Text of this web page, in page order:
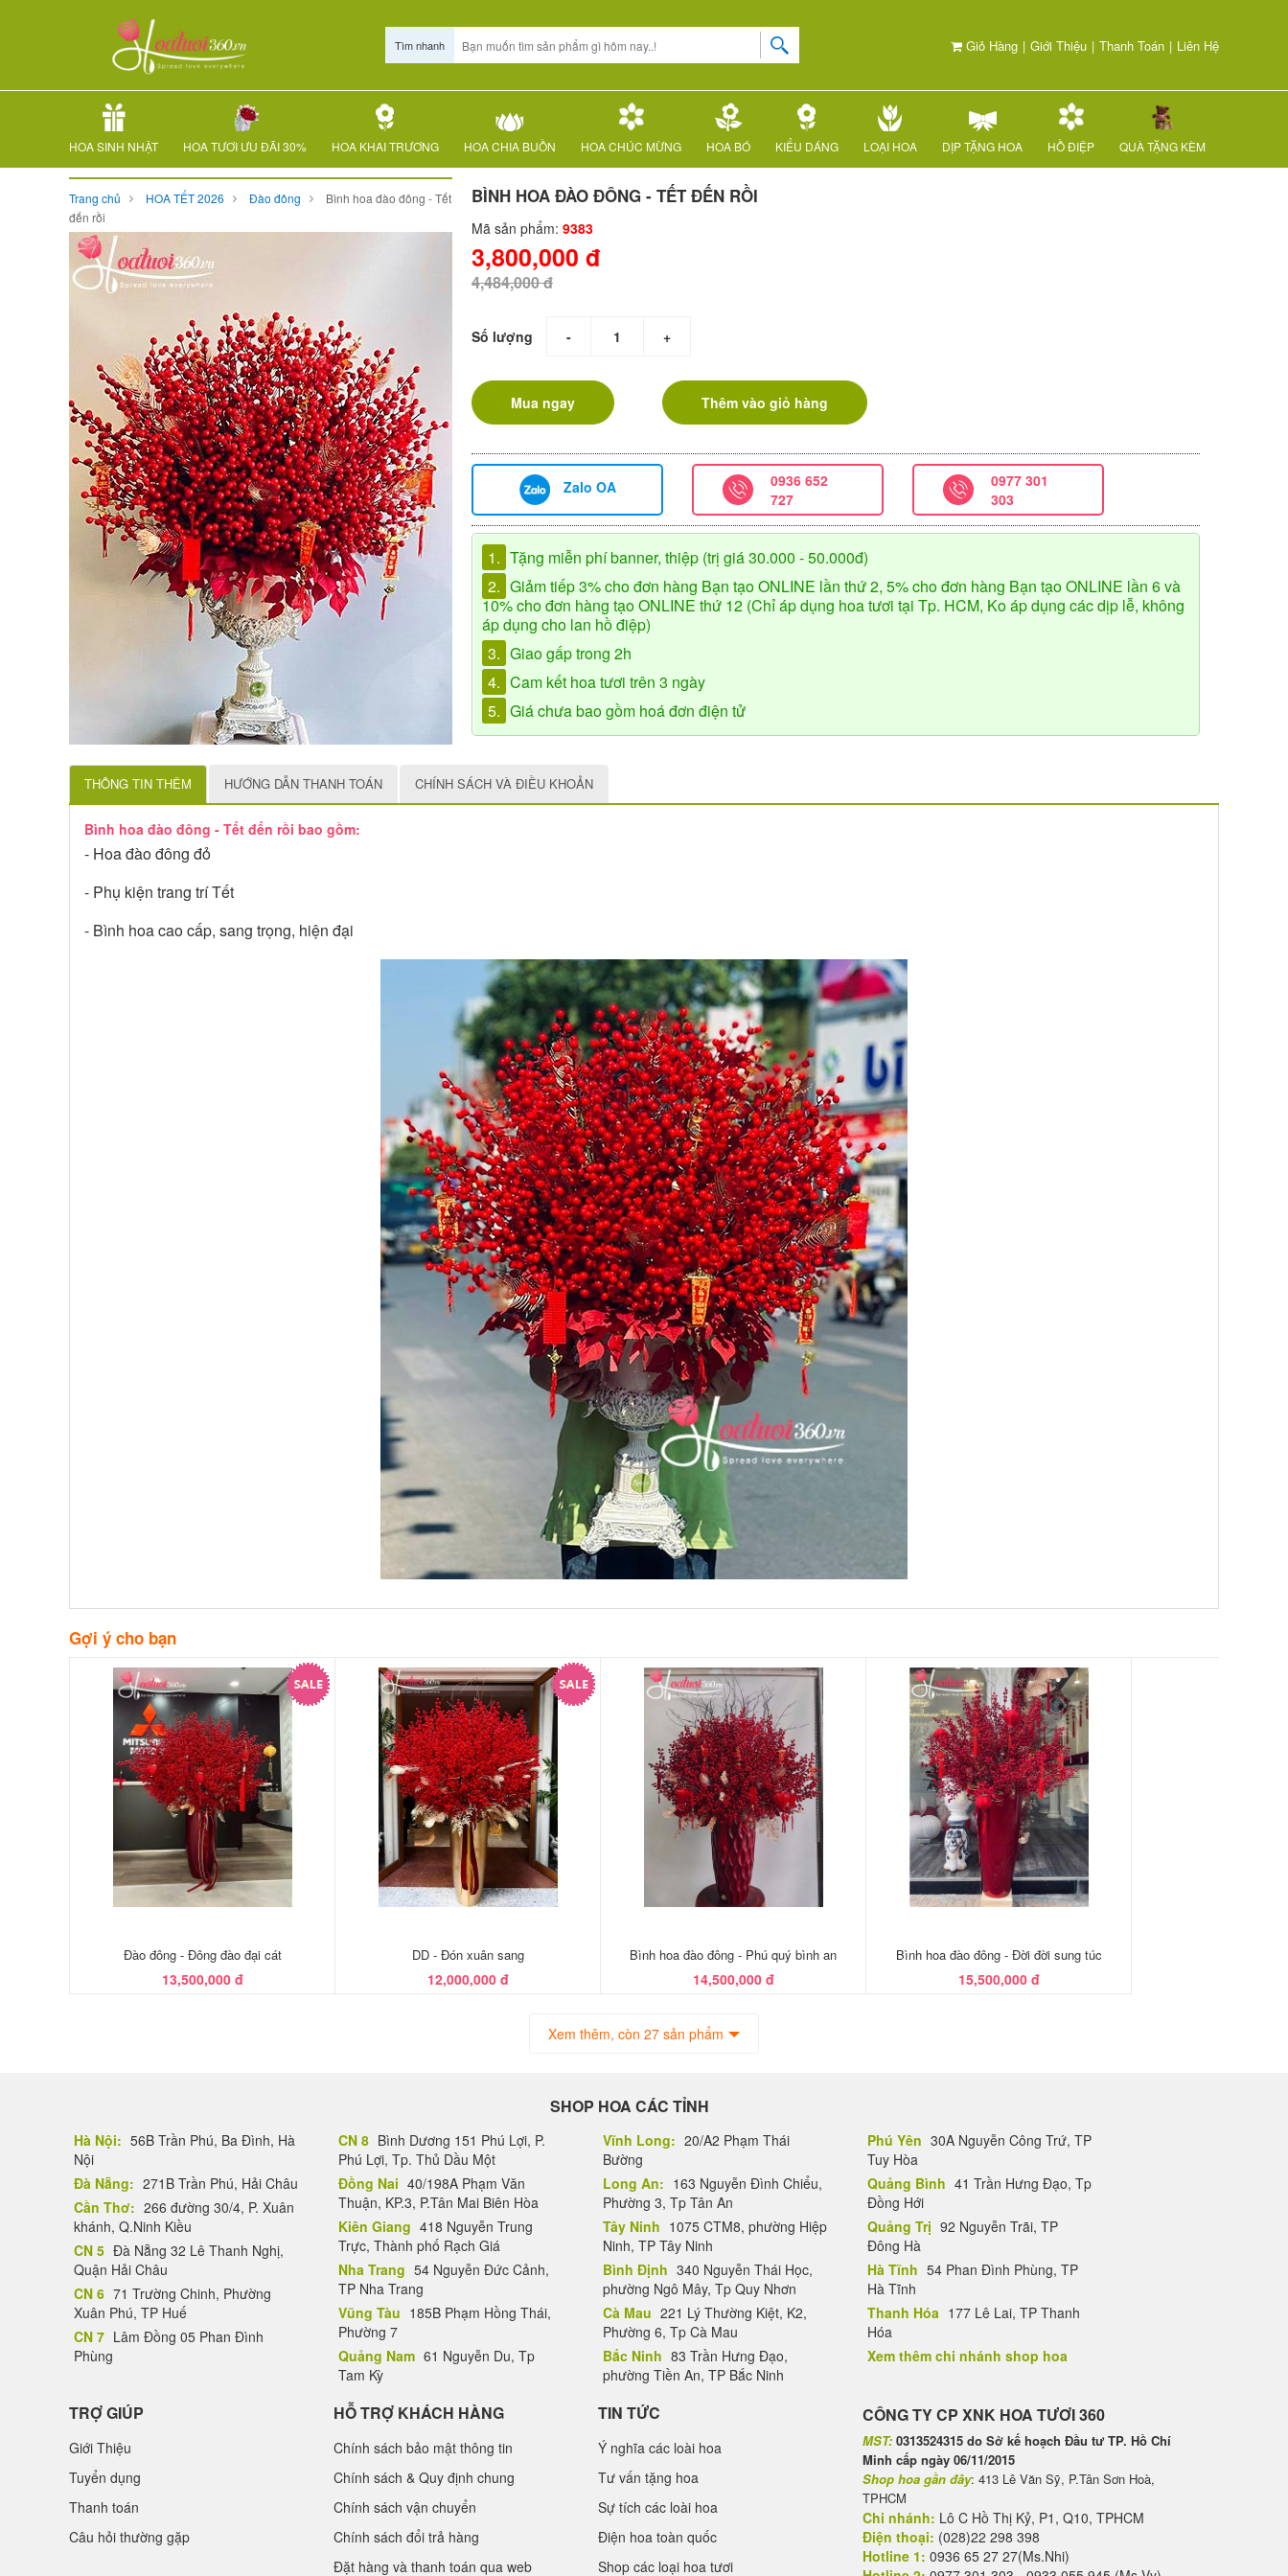
Giỏ Hàng | Giới Thiệu | Thanh Toán | Liên Hệ
Tìm nhanh
HOA SINH NHẬT HOA TƯƠI ƯU ĐÃI 30% HOA KHAI TRƯƠNG HOA CHIA BUỒN HOA CHÚC MỪNG HOA BÓ KIỂU DÁNG LOẠI HOA DỊP TẶNG HOA HỒ ĐIỆP QUÀ TẶNG KÈM
Trang chủ HOA TẾT 2026 Đào đông
Bình hoa đào đông - Tết
đến rồi
BÌNH HOA ĐÀO ĐÔNG - TẾT ĐẾN RỒI
Mã sản phẩm: 9383
3,800,000 đ
4,484,000 đ
Số lượng - +
Mua ngay Thêm vào giỏ hàng
Zalo OA
0936 652
727
0977 301
303
1. Tặng miễn phí banner, thiệp (trị giá 30.000 - 50.000đ)
2. Giảm tiếp 3% cho đơn hàng Bạn tạo ONLINE lần thứ 2, 5% cho đơn hàng Bạn tạo ONLINE lần 6 và
10% cho đơn hàng tạo ONLINE thứ 12 (Chỉ áp dụng hoa tươi tại Tp. HCM, Ko áp dụng các dịp lễ, không
áp dụng cho lan hồ điệp)
3. Giao gấp trong 2h
4. Cam kết hoa tươi trên 3 ngày
5. Giá chưa bao gồm hoá đơn điện tử
THÔNG TIN THÊM HƯỚNG DẪN THANH TOÁN CHÍNH SÁCH VÀ ĐIỀU KHOẢN
Bình hoa đào đông - Tết đến rồi bao gồm:
- Hoa đào đông đỏ
- Phụ kiện trang trí Tết
- Bình hoa cao cấp, sang trọng, hiện đại
Gợi ý cho bạn
Đào đông - Đông đào đại cát
13,500,000 đ
DD - Đón xuân sang
12,000,000 đ
Bình hoa đào đông - Phú quý bình an
14,500,000 đ
Bình hoa đào đông - Đời đời sung túc
15,500,000 đ
Xem thêm, còn 27 sản phẩm
SHOP HOA CÁC TỈNH
Hà Nội: 56B Trần Phú, Ba Đình, Hà
Nội
Đà Nẵng: 271B Trần Phú, Hải Châu
Cần Thơ: 266 đường 30/4, P. Xuân
khánh, Q.Ninh Kiều
CN 5 Đà Nẵng 32 Lê Thanh Nghị,
Quận Hải Châu
CN 6 71 Trường Chinh, Phường
Xuân Phú, TP Huế
CN 7 Lâm Đồng 05 Phan Đình
Phùng
CN 8 Bình Dương 151 Phú Lợi, P.
Phú Lợi, Tp. Thủ Dầu Một
Đồng Nai 40/198A Phạm Văn
Thuận, KP.3, P.Tân Mai Biên Hòa
Kiên Giang 418 Nguyễn Trung
Trực, Thành phố Rạch Giá
Nha Trang 54 Nguyễn Đức Cảnh,
TP Nha Trang
Vũng Tàu 185B Phạm Hồng Thái,
Phường 7
Quảng Nam 61 Nguyễn Du, Tp
Tam Kỳ
Vĩnh Long: 20/A2 Phạm Thái
Bường
Long An: 163 Nguyễn Đình Chiểu,
Phường 3, Tp Tân An
Tây Ninh 1075 CTM8, phường Hiệp
Ninh, TP Tây Ninh
Bình Định 340 Nguyễn Thái Học,
phường Ngô Mây, Tp Quy Nhơn
Cà Mau 221 Lý Thường Kiệt, K2,
Phường 6, Tp Cà Mau
Bắc Ninh 83 Trần Hưng Đạo,
phường Tiền An, TP Bắc Ninh
Phú Yên 30A Nguyễn Công Trứ, TP
Tuy Hòa
Quảng Bình 41 Trần Hưng Đạo, Tp
Đồng Hới
Quảng Trị 92 Nguyễn Trãi, TP
Đông Hà
Hà Tĩnh 54 Phan Đình Phùng, TP
Hà Tĩnh
Thanh Hóa 177 Lê Lai, TP Thanh
Hóa
Xem thêm chi nhánh shop hoa
TRỢ GIÚP
Giới Thiệu
Tuyển dụng
Thanh toán
Câu hỏi thường gặp
HỖ TRỢ KHÁCH HÀNG
Chính sách bảo mật thông tin
Chính sách & Quy định chung
Chính sách vận chuyển
Chính sách đổi trả hàng
Đặt hàng và thanh toán qua web
TIN TỨC
Ý nghĩa các loài hoa
Tư vấn tặng hoa
Sự tích các loài hoa
Điện hoa toàn quốc
Shop các loại hoa tươi
CÔNG TY CP XNK HOA TƯƠI 360
MST: 0313524315 do Sở kế hoạch Đầu tư TP. Hồ Chí
Minh cấp ngày 06/11/2015
Shop hoa gần đây: 413 Lê Văn Sỹ, P.Tân Sơn Hoà,
TPHCM
Chi nhánh: Lô C Hồ Thị Kỷ, P1, Q10, TPHCM
Điện thoại: (028)22 298 398
Hotline 1: 0936 65 27 27(Ms.Nhi)